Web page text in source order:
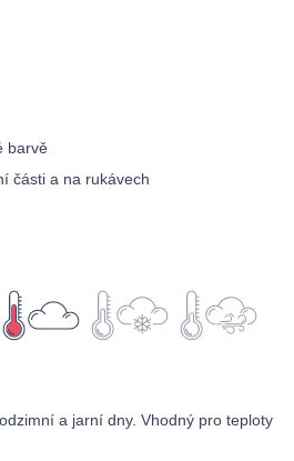
barvě
části a na rukávech
a jarní dny. Vhodný pro teploty